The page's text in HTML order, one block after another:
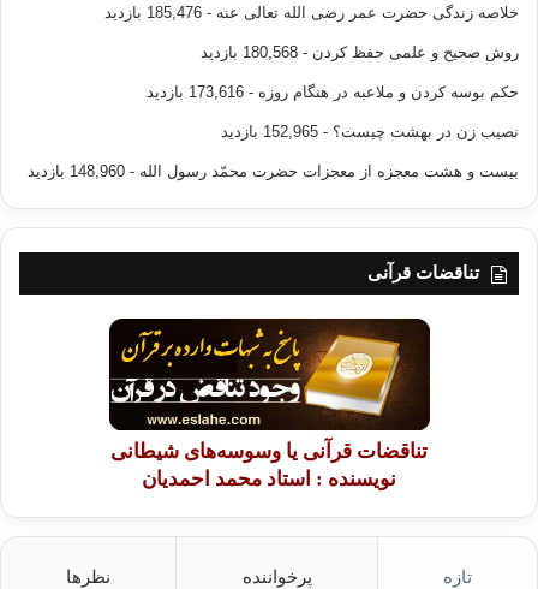
خلاصه زندگی حضرت عمر رضی الله تعالی عنه - 185,476 بازدید
روش صحیح و علمی حفظ کردن - 180,568 بازدید
حکم بوسه کردن و ملاعبه در هنگام روزه - 173,616 بازدید
نصیب زن در بهشت چیست؟ - 152,965 بازدید
بیست و هشت معجزه از معجزات حضرت محمّد رسول الله - 148,960 بازدید
تناقضات قرآنی
تناقضات قرآنی یا وسوسه‌های شیطانی
نویسنده : استاد محمد احمدیان
تازه پرخواننده نظرها